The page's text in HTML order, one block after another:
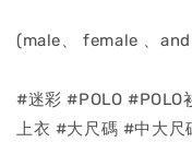
(male、 female 、
#迷彩 #POLO
上衣 #大尺碼 #中大尺